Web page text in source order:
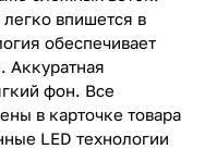
впишется в
обеспечивает
Аккуратная
фон. Все
в карточке товара
LED технологии